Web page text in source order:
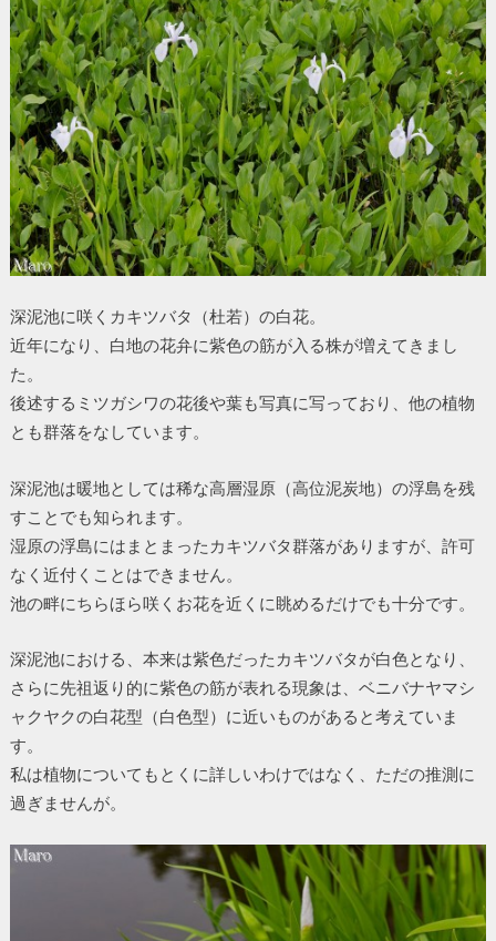
深泥池に咲くカキツバタ（杜若）の白花。
近年になり、白地の花弁に紫色の筋が入る株が増えてきまし
た。
後述するミツガシワの花後や葉も写真に写っており、他の植物
とも群落をなしています。
深泥池は暖地としては稀な高層湿原（高位泥炭地）の浮島を残
すことでも知られます。
湿原の浮島にはまとまったカキツバタ群落がありますが、許可
なく近付くことはできません。
池の畔にちらほら咲くお花を近くに眺めるだけでも十分です。
深泥池における、本来は紫色だったカキツバタが白色となり、
さらに先祖返り的に紫色の筋が表れる現象は、ベニバナヤマシ
ャクヤクの白花型（白色型）に近いものがあると考えていま
す。
私は植物についてもとくに詳しいわけではなく、ただの推測に
過ぎませんが。